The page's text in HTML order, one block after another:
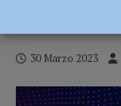
30 Marzo 2023